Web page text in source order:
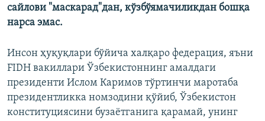
сайлови "маскарад"дан, кўзбўямачиликдан бошқа
нарса эмас.
Инсон ҳуқуқлари бўйича халқаро федерация, яъни
FIDH вакиллари Ўзбекистоннинг амалдаги
президенти Ислом Каримов тўртинчи маротаба
президентликка номзодини қўйиб, Ўзбекистон
конституциясини бузаётганига қарамай, унинг